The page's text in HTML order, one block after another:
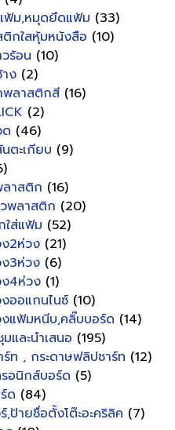
ฟ้ม,หมุดยึดแฟ้ม (33)
กใสหุ้มหนังสือ (10)
ร้อน (10)
ง (2)
พลาสติกสี (16)
(2)
(46)
ตะเกียบ (9)
าสติก (16)
พลาสติก (20)
ใส่แฟ้ม (52)
2ห่วง (21)
3ห่วง (6)
4ห่วง (1)
ออแกนไนซ์ (10)
แฟ้มหนีบ,คลิ๊บบอร์ด (14)
และนำเสนอ (195)
ท , กระดาษฟลิปชาร์ท (12)
อนิกส์บอร์ด (5)
ด (84)
,ป้ายชื่อตั้งโต๊ะอะคริลิค (7)